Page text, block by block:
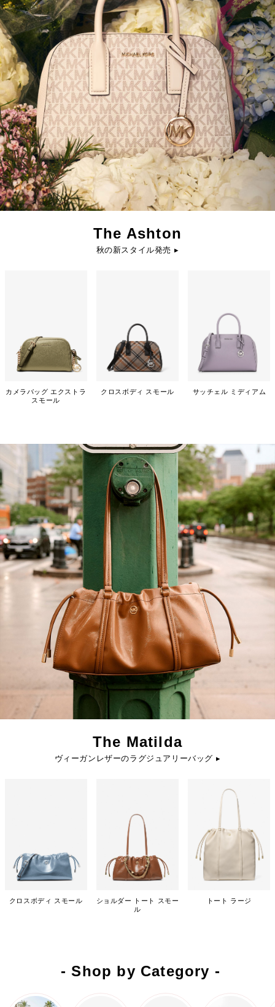
The Ashton
秋の新スタイル発売 ▸
カメラバッグ エクストラ
スモール
クロスボディ スモール サッチェル ミディアム
The Matilda
ヴィーガンレザーのラグジュアリーバッグ ▸
クロスボディ スモール
ショルダー トート スモー
ル
トート ラージ
- Shop by Category -